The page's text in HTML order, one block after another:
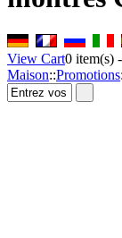
View Cart0 item(s) -
Maison::Promotions